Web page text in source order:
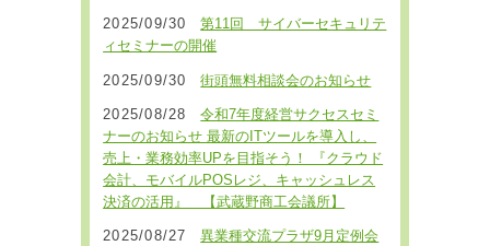
2025/09/30
第11回 サイバーセキュリテ
ィセミナーの開催
2025/09/30 街頭無料相談会のお知らせ
2025/08/28
令和7年度経営サクセスセミ
ナーのお知らせ 最新のITツールを導入し、
売上・業務効率UPを目指そう！ 『クラウド
会計、モバイルPOSレジ、キャッシュレス
決済の活用』 【武蔵野商工会議所】
2025/08/27
異業種交流プラザ9月定例会